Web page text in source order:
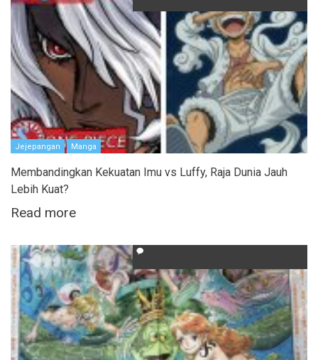
Jejepangan Manga
Membandingkan Kekuatan Imu vs Luffy, Raja Dunia Jauh
Lebih Kuat?
Read more